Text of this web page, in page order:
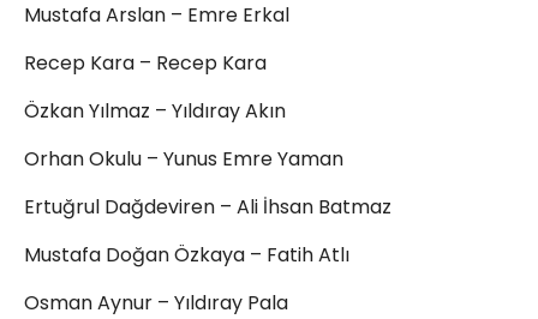
Mustafa Arslan – Emre Erkal
Recep Kara – Recep Kara
Özkan Yılmaz – Yıldıray Akın
Orhan Okulu – Yunus Emre Yaman
Ertuğrul Dağdeviren – Ali İhsan Batmaz
Mustafa Doğan Özkaya – Fatih Atlı
Osman Aynur – Yıldıray Pala